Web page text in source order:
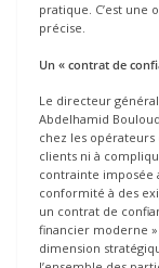
pratique. C’est une
précise.
Un « contrat de
Le directeur
Abdelhamid
chez les opérateurs
clients ni à
contrainte imposée
conformité à des
un contrat de
financier moderne
dimension